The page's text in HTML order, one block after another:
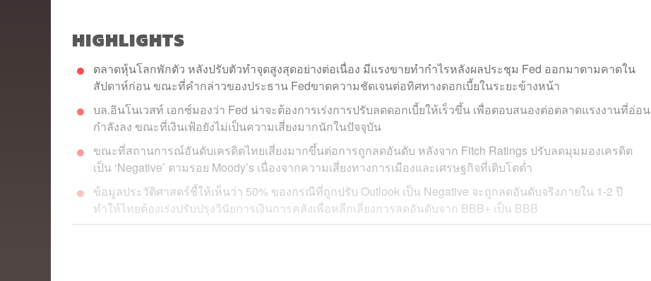
HIGHLIGHTS
ตลาดหุ้นโลกพักตัว หลังปรับตัวทำจุดสูงสุดอย่างต่อเนื่อง มีแรงขายทำกำไรหลังผลประชุม Fed ออกมาตามคาดใน
สัปดาห์ก่อน ขณะที่คำกล่าวของประธาน Fedขาดความชัดเจนต่อทิศทางดอกเบี้ยในระยะข้างหน้า
บล.อินโนเวสท์ เอกซ์มองว่า Fed น่าจะต้องการเร่งการปรับลดดอกเบี้ยให้เร็วขึ้น เพื่อตอบสนองต่อตลาดแรงงานที่อ่อน
กำลังลง ขณะที่เงินเฟ้อยังไม่เป็นความเสี่ยงมากนักในปัจจุบัน
ขณะที่สถานการณ์อันดับเครดิตไทยเสี่ยงมากขึ้นต่อการถูกลดอันดับ หลังจาก Fitch Ratings ปรับลดมุมมองเครดิต
เป็น ‘Negative’ ตามรอย Moody’s เนื่องจากความเสี่ยงทางการเมืองและเศรษฐกิจที่เติบโตต่ำ
ข้อมูลประวัติศาสตร์ชี้ให้เห็นว่า 50% ของกรณีที่ถูกปรับ Outlook เป็น Negative จะถูกลดอันดับจริงภายใน 1-2 ปี
ทำให้ไทยต้องเร่งปรับปรุงวินัยการเงินการคลังเพื่อหลีกเลี่ยงการลดอันดับจาก BBB+ เป็น BBB